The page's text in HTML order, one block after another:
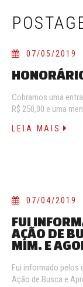
07/05/2019
Cobramos uma
R$ 250,00 e uma
LEIA MAIS
07/04/2019
FUI
AÇÃO DE
MIM. E
Fui informado pelos
Ação de Busca e